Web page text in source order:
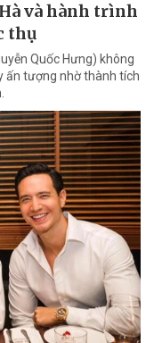
và hành trình
thụ
Quốc Hưng) không
ấn tượng nhờ thành tích